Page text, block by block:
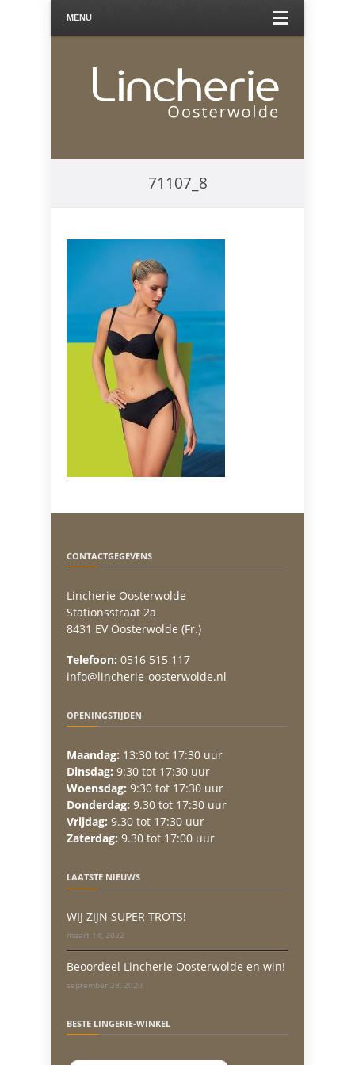
MENU
71107_8
CONTACTGEGEVENS
Lincherie Oosterwolde
Stationsstraat 2a
8431 EV Oosterwolde (Fr.)
Telefoon: 0516 515 117
info@lincherie-oosterwolde.nl
OPENINGSTIJDEN
Maandag: 13:30 tot 17:30 uur
Dinsdag: 9:30 tot 17:30 uur
Woensdag: 9:30 tot 17:30 uur
Donderdag: 9.30 tot 17:30 uur
Vrijdag: 9.30 tot 17:30 uur
Zaterdag: 9.30 tot 17:00 uur
LAATSTE NIEUWS
WIJ ZIJN SUPER TROTS!
maart 14, 2022
Beoordeel Lincherie Oosterwolde en win!
september 28, 2020
BESTE LINGERIE-WINKEL